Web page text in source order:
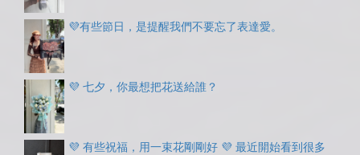
💜有些節日，是提醒我們不要忘了表達愛。
💜 七夕，你最想把花送給誰？
💜 有些祝福，用一束花剛剛好 💜 最近開始看到很多